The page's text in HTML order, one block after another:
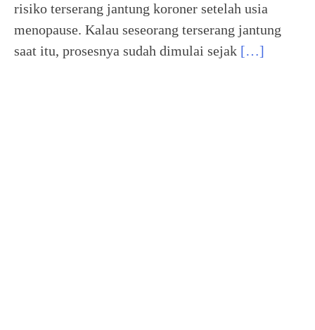
risiko terserang jantung koroner setelah usia
menopause. Kalau seseorang terserang jantung
saat itu, prosesnya sudah dimulai sejak […]